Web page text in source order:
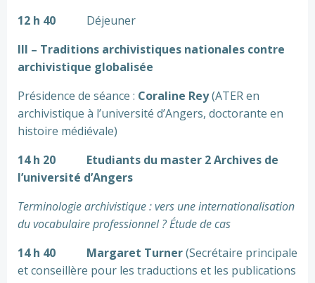
12 h 40 Déjeuner
III – Traditions archivistiques nationales contre
archivistique globalisée
Présidence de séance : Coraline Rey(ATER en
archivistique à l’université d’Angers, doctorante en
histoire médiévale)
14 h 20
Etudiants du master 2 Archives de
l’université d’Angers
Terminologie archivistique : vers une internationalisation
du vocabulaire professionnel ? Étude de cas
14 h 40
Margaret Turner(Secrétaire principale
et conseillère pour les traductions et les publications